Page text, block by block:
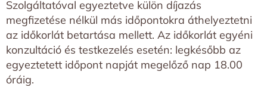
Szolgáltatóval egyeztetve külön díjazás
megfizetése nélkül más időpontokra áthelyeztetni
az időkorlát betartása mellett. Az időkorlát egyéni
konzultáció és testkezelés esetén: legkésőbb az
egyeztetett időpont napját megelőző nap 18.00
óráig.